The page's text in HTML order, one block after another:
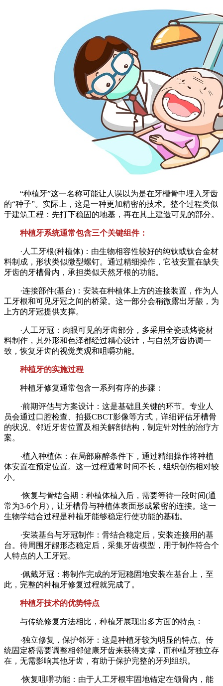
“种植牙”这一名称可能让人误以为是在牙槽骨中埋入牙齿
的“种子”。实际上，这是一种更加精密的技术。整个过程类似
于建筑工程：先打下稳固的地基，再在其上建造可见的部分。
种植牙系统通常包含三个关键组件：
·人工牙根(种植体)：由生物相容性较好的纯钛或钛合金材
料制成，形状类似微型螺钉。通过精细操作，它被安置在缺失
牙齿的牙槽骨内，承担类似天然牙根的功能。
·连接部件(基台)：安装在种植体上方的连接装置，作为人
工牙根和可见牙冠之间的桥梁。这一部分会稍微露出牙龈，为
上方的牙冠提供支撑。
·人工牙冠：肉眼可见的牙齿部分，多采用全瓷或烤瓷材
料制作，其外形和色泽都经过精心设计，与自然牙齿协调一
致，恢复牙齿的视觉美观和咀嚼功能。
种植牙的实施过程
种植牙修复通常包含一系列有序的步骤：
·前期评估与方案设计：这是基础且关键的环节。专业人
员会通过口腔检查、拍摄CBCT影像等方式，详细评估牙槽骨
的状况、邻近牙齿位置及相关解剖结构，制定针对性的治疗方
案。
·植入种植体：在局部麻醉条件下，通过精细操作将种植
体安置在预定位置。这一过程通常时间不长，组织创伤相对较
小。
·恢复与骨结合期：种植体植入后，需要等待一段时间(通
常为3-6个月)，让牙槽骨与种植体表面形成紧密的连接。这一
生物学结合过程是种植牙能够稳定行使功能的基础。
·安装基台与牙冠制作：骨结合稳定后，安装连接用的基
台。待周围牙龈形态稳定后，采集牙齿模型，用于制作符合个
人特点的人工牙冠。
·佩戴牙冠：将制作完成的牙冠稳固地安装在基台上，至
此，完整的种植牙修复过程就完成了。
种植牙技术的优势特点
与传统修复方法相比，种植牙展现出多方面的特点：
·独立修复，保护邻牙：这是种植牙较为明显的特点。传
统固定桥需要调整相邻健康牙齿来获得支撑，而种植牙独立存
在，无需影响其他牙齿，有助于保护完整的牙列组织。
·恢复咀嚼功能：由于人工牙根牢固地锚定在颌骨内，能